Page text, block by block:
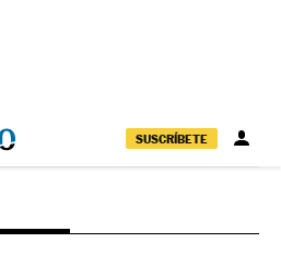
SUSCRÍBETE